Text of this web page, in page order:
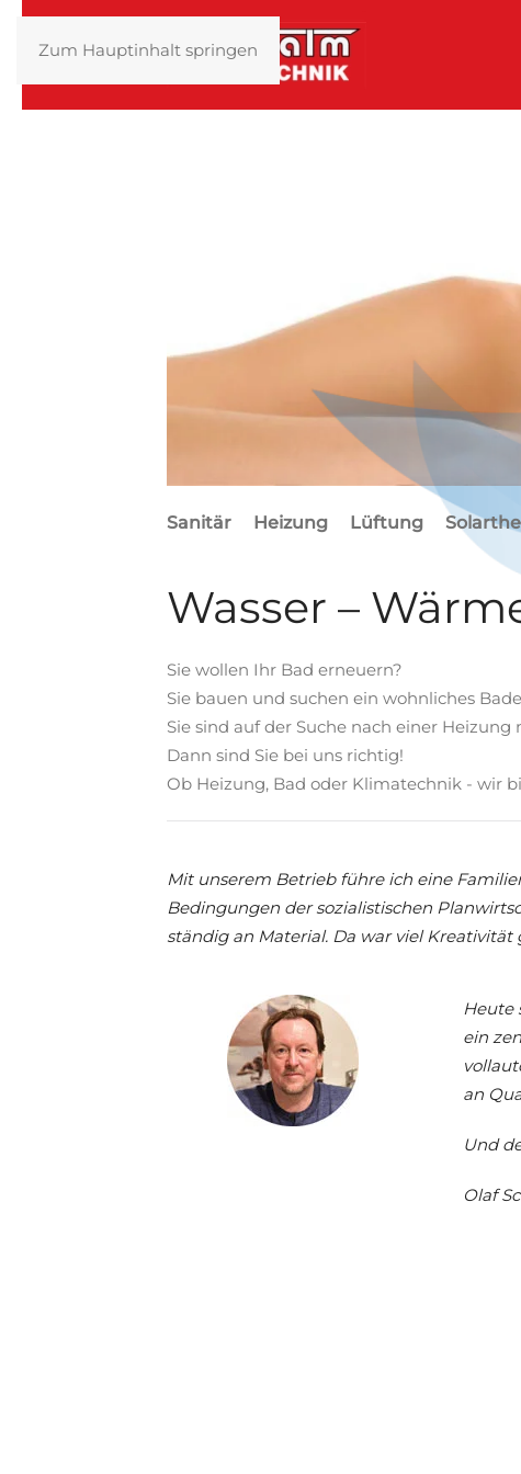
Zum Hauptinhalt springen
Sanitär Heizung Lüftung
Wasser –
Sie wollen Ihr Bad erneuern?
Sie bauen und suchen ein wohnliches
Sie sind auf der Suche nach einer
Dann sind Sie bei uns richtig!
Ob Heizung, Bad oder Klimatechnik - wir
Mit unserem Betrieb führe ich eine
Bedingungen der sozialistischen
ständig an Material. Da war viel Kreativität
Heute
ein
an
Und
Olaf